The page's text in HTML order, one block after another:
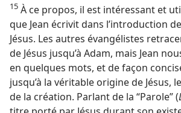
15 À ce propos, il est intéressant et
que Jean écrivit dans l’introduction
Jésus. Les autres évangélistes
de Jésus jusqu’à Adam, mais Jean
en quelques mots, et de façon
jusqu’à la véritable origine de Jésus,
de la création. Parlant de la “Parole” (